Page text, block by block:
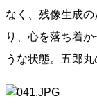
なく、残像生成
り、心を落ち着
うな状態。五郎